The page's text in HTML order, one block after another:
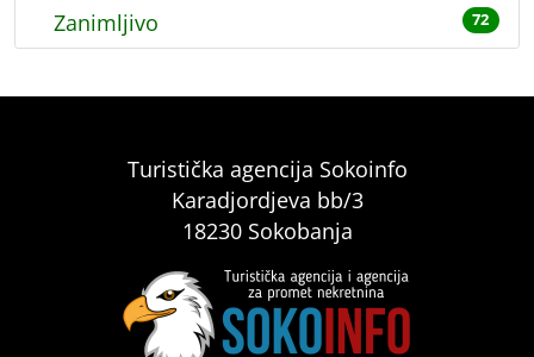
Zanimljivo 72
Turistička agencija Sokoinfo
Karadjordjeva bb/3
18230 Sokobanja